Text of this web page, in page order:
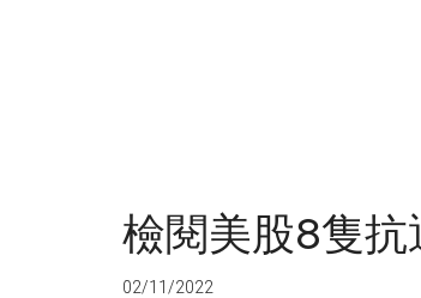
檢閱美股8隻抗
02/11/2022